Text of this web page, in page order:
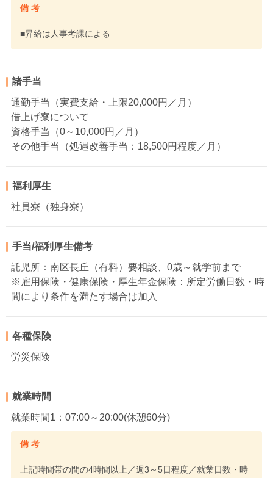
備 考
■昇給は人事考課による
諸手当
通勤手当（実費支給・上限20,000円／月）
借上げ寮について
資格手当（0～10,000円／月）
その他手当（処遇改善手当：18,500円程度／月）
福利厚生
社員寮（独身寮）
手当/福利厚生備考
託児所：南区長丘（有料）要相談、0歳～就学前まで
※雇用保険・健康保険・厚生年金保険：所定労働日数・時
間により条件を満たす場合は加入
各種保険
労災保険
就業時間
就業時間1：07:00～20:00(休憩60分)
備 考
上記時間帯の間の4時間以上／週3～5日程度／就業日数・時